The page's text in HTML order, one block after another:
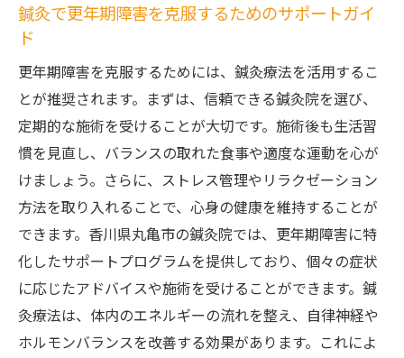
鍼灸で更年期障害を克服するためのサポートガイ
ド
更年期障害を克服するためには、鍼灸療法を活用するこ
とが推奨されます。まずは、信頼できる鍼灸院を選び、
定期的な施術を受けることが大切です。施術後も生活習
慣を見直し、バランスの取れた食事や適度な運動を心が
けましょう。さらに、ストレス管理やリラクゼーション
方法を取り入れることで、心身の健康を維持することが
できます。香川県丸亀市の鍼灸院では、更年期障害に特
化したサポートプログラムを提供しており、個々の症状
に応じたアドバイスや施術を受けることができます。鍼
灸療法は、体内のエネルギーの流れを整え、自律神経や
ホルモンバランスを改善する効果があります。これによ